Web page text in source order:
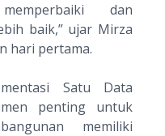
dan
baik,” ujar Mirza
hari pertama.
Satu Data
penting untuk
memiliki